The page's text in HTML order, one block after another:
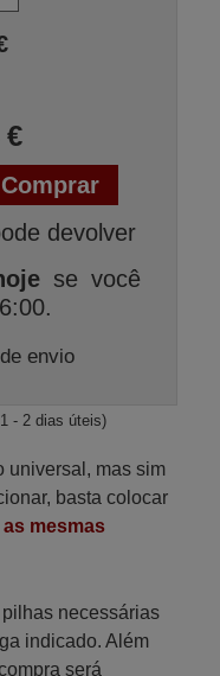
Comprar
devolver
se você
envio
- 2 dias úteis)
universal, mas sim
basta colocar
mesmas
necessárias
indicado. Além
será